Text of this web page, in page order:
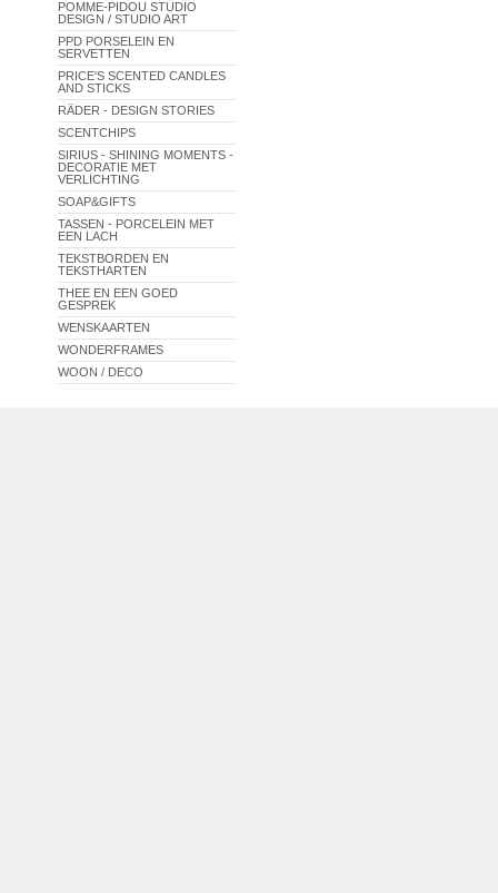
POMME-PIDOU STUDIO
DESIGN / STUDIO ART
PPD PORSELEIN EN
SERVETTEN
PRICE'S SCENTED CANDLES
AND STICKS
RÄDER - DESIGN STORIES
SCENTCHIPS
SIRIUS - SHINING MOMENTS -
DECORATIE MET
VERLICHTING
SOAP&GIFTS
TASSEN - PORCELEIN MET
EEN LACH
TEKSTBORDEN EN
TEKSTHARTEN
THEE EN EEN GOED
GESPREK
WENSKAARTEN
WONDERFRAMES
WOON / DECO